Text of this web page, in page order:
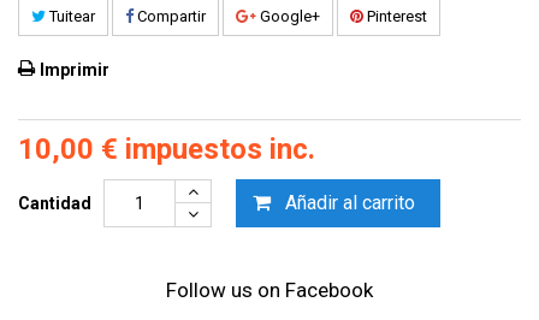
Tuitear Compartir Google+ Pinterest
Imprimir
10,00 € impuestos inc.
Cantidad Añadir al carrito
Follow us on Facebook